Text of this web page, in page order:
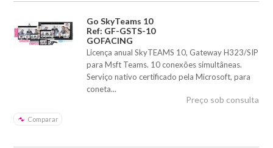
Go SkyTeams 10
Ref: GF-GSTS-10
GOFACING
Licença anual SkyTEAMS 10, Gateway H323/SIP
para Msft Teams. 10 conexões simultâneas.
Serviço nativo certificado pela Microsoft, para
coneta...
Comparar
Preço sob consulta